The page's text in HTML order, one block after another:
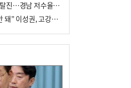
열흘째 폭염특보 속 행인 탈진…경남 저수율 평년의 절반
“전임 정책 무작정 파기 안 돼” 이성권, 고강도 ‘전재수 견제’ 예고